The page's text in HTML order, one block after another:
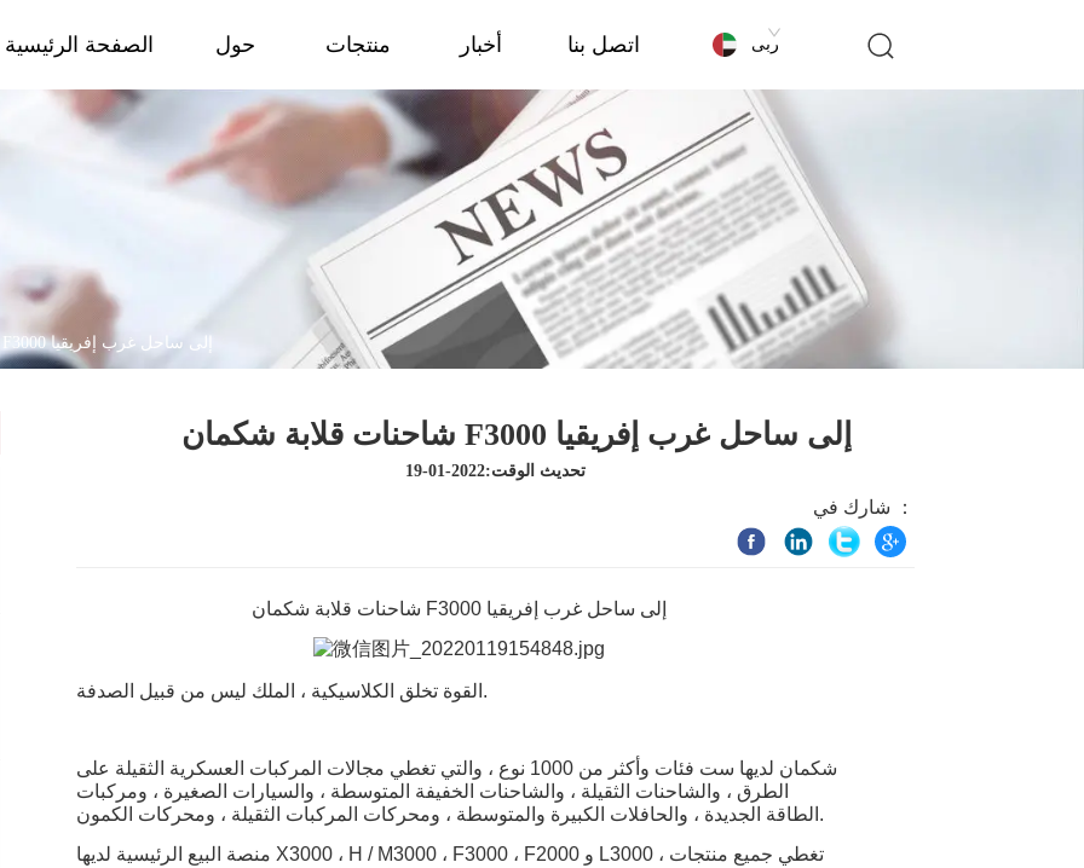
الصفحة الرئيسية حول منتجات أخبار اتصل بنا عربى
شاحنات قلابة شكمان F3000 إلى ساحل غرب إفريقيا
شاحنات قلابة شكمان F3000 إلى ساحل غرب إفريقيا
تحديث الوقت:2022-01-19
شارك في ：